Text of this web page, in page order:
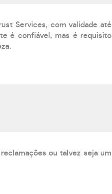
Services, com validade até
é confiável, mas é requisito
ou talvez seja um